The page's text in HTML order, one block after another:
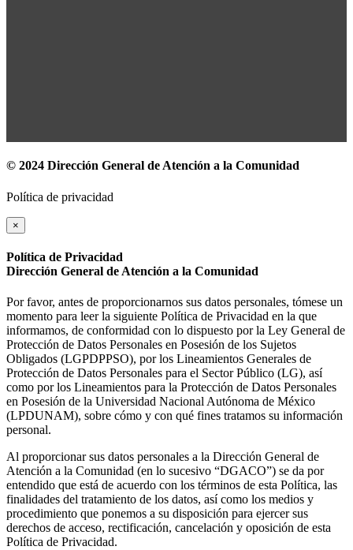
© 2024 Dirección General de Atención a la Comunidad
Política de privacidad
×
Política de Privacidad
Dirección General de Atención a la Comunidad
Por favor, antes de proporcionarnos sus datos personales, tómese un
momento para leer la siguiente Política de Privacidad en la que
informamos, de conformidad con lo dispuesto por la Ley General de
Protección de Datos Personales en Posesión de los Sujetos
Obligados (LGPDPPSO), por los Lineamientos Generales de
Protección de Datos Personales para el Sector Público (LG), así
como por los Lineamientos para la Protección de Datos Personales
en Posesión de la Universidad Nacional Autónoma de México
(LPDUNAM), sobre cómo y con qué fines tratamos su información
personal.
Al proporcionar sus datos personales a la Dirección General de
Atención a la Comunidad (en lo sucesivo “DGACO”) se da por
entendido que está de acuerdo con los términos de esta Política, las
finalidades del tratamiento de los datos, así como los medios y
procedimiento que ponemos a su disposición para ejercer sus
derechos de acceso, rectificación, cancelación y oposición de esta
Política de Privacidad.